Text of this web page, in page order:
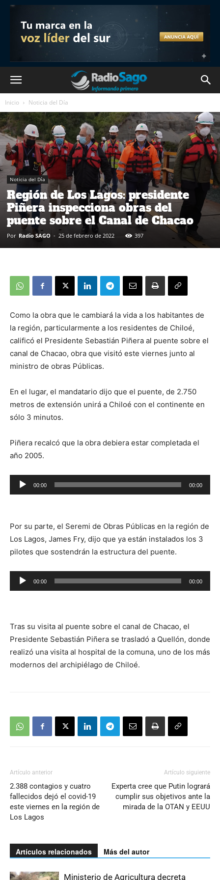
Inicio Noticia del Día
Noticia del Día
Región de Los Lagos: presidente
Piñera inspecciona obras del
puente sobre el Canal de Chacao
Por Radio SAGO - 25 de febrero de 2022 397
Como la obra que le cambiará la vida a los habitantes de
la región, particularmente a los residentes de Chiloé,
calificó el Presidente Sebastián Piñera al puente sobre el
canal de Chacao, obra que visitó este viernes junto al
ministro de obras Públicas.
En el lugar, el mandatario dijo que el puente, de 2.750
metros de extensión unirá a Chiloé con el continente en
sólo 3 minutos.
Piñera recalcó que la obra debiera estar completada el
año 2005.
Reproductor
de
00:00 00:00
Por su parte, el Seremi de Obras Públicas en la región de
Los Lagos, James Fry, dijo que ya están instalados los 3
pilotes que sostendrán la estructura del puente.
Reproductor
de
00:00 00:00
Tras su visita al puente sobre el canal de Chacao, el
Presidente Sebastián Piñera se trasladó a Quellón, donde
realizó una visita al hospital de la comuna, uno de los más
modernos del archipiélago de Chiloé.
Artículo anterior
2.388 contagios y cuatro
fallecidos dejó el covid-19
este viernes en la región de
Los Lagos
Artículo siguiente
Experta cree que Putin logrará
cumplir sus objetivos ante la
mirada de la OTAN y EEUU
Artículos relacionados Más del autor
Ministerio de Agricultura decreta